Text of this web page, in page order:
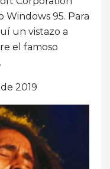
Windows 95. Para
un vistazo a
el famoso
2019